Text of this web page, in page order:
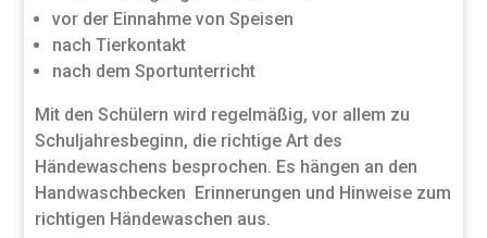
vor der Einnahme von Speisen
nach Tierkontakt
nach dem Sportunterricht
Mit den Schülern wird regelmäßig, vor allem zu
Schuljahresbeginn, die richtige Art des
Händewaschens besprochen. Es hängen an den
Handwaschbecken Erinnerungen und Hinweise zum
richtigen Händewaschen aus.